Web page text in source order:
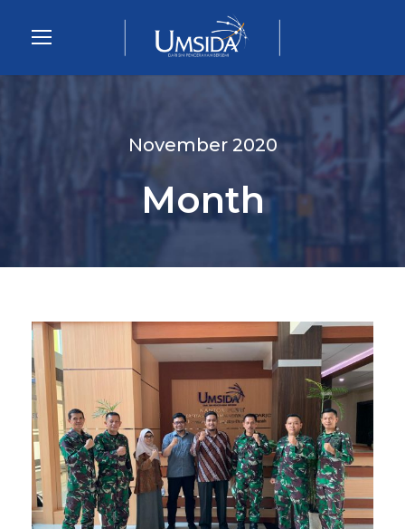
November 2020
Month